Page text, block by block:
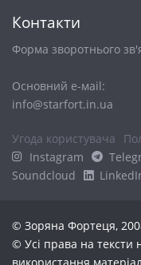
Контакти
Форма зворотнього
Основний е-маіl:
info@starfort.in.ua
Угода користувача
Instagram
Soundcloud
© Зоряна Фортеця,
© Усі права на тексти